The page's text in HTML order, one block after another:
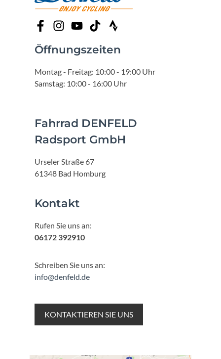
Öffnungszeiten
Montag - Freitag: 10:00 - 19:00 Uhr
Samstag: 10:00 - 16:00 Uhr
Fahrrad DENFELD
Radsport GmbH
Urseler Straße 67
61348 Bad Homburg
Kontakt
Rufen Sie uns an:
06172 392910
Schreiben Sie uns an:
info@denfeld.de
KONTAKTIEREN SIE UNS